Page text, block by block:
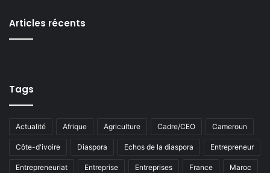
Articles récents
Tags
Actualité Afrique Agriculture Cadre/CEO Cameroun
Côte-d'ivoire Diaspora Echos de la diaspora Entrepreneur
Entrepreneuriat Entreprise Entreprises France Maroc